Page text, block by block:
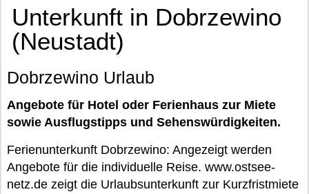
Unterkunft in Dobrzewino
(Neustadt)
Dobrzewino Urlaub
Angebote für Hotel oder Ferienhaus zur Miete
sowie Ausflugstipps und Sehenswürdigkeiten.
Ferienunterkunft Dobrzewino: Angezeigt werden
Angebote für die individuelle Reise. www.ostsee-
netz.de zeigt die Urlaubsunterkunft zur Kurzfristmiete